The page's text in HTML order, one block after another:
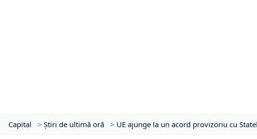
Capital > Știri de ultimă oră > UE ajunge la un acord provizoriu cu